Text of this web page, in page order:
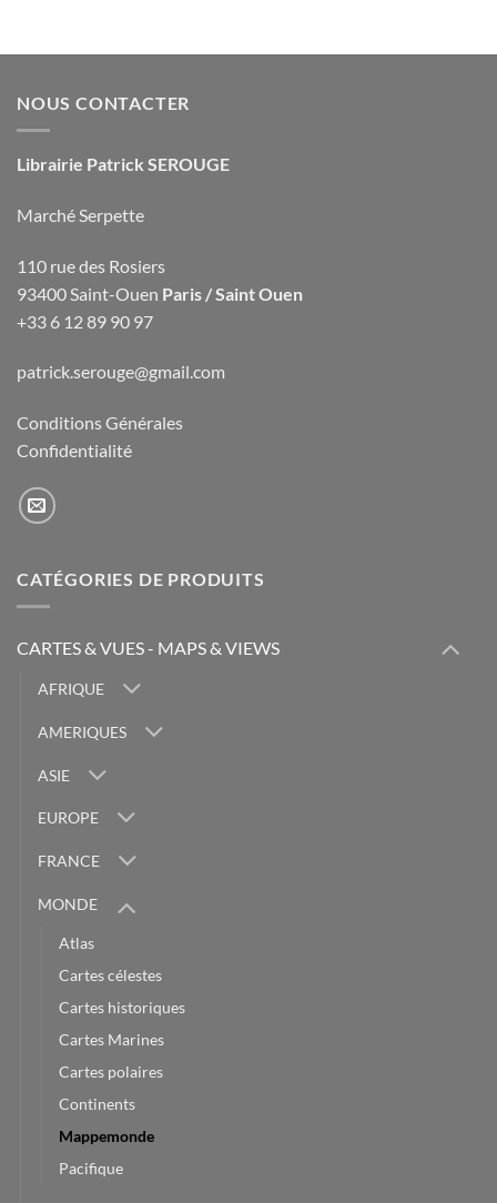
NOUS CONTACTER
Librairie Patrick SEROUGE
Marché Serpette
110 rue des Rosiers
93400 Saint-Ouen Paris / Saint Ouen
+33 6 12 89 90 97
patrick.serouge@gmail.com
Conditions Générales
Confidentialité
CATÉGORIES DE PRODUITS
CARTES & VUES - MAPS & VIEWS
AFRIQUE
AMERIQUES
ASIE
EUROPE
FRANCE
MONDE
Atlas
Cartes célestes
Cartes historiques
Cartes Marines
Cartes polaires
Continents
Mappemonde
Pacifique